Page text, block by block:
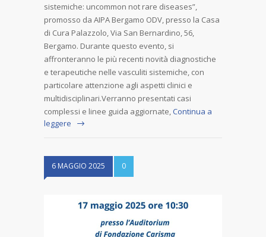
sistemiche: uncommon not rare diseases”,
promosso da AIPA Bergamo ODV, presso la Casa
di Cura Palazzolo, Via San Bernardino, 56,
Bergamo. Durante questo evento, si
affronteranno le più recenti novità diagnostiche
e terapeutiche nelle vasculiti sistemiche, con
particolare attenzione agli aspetti clinici e
multidisciplinari.Verranno presentati casi
complessi e linee guida aggiornate,Continua a
leggere
6 MAGGIO 2025 0